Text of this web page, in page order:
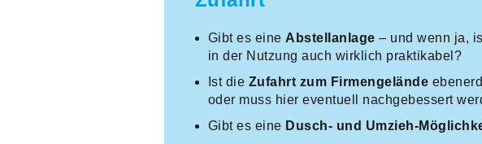
Gibt es eine Abstellanlage – und wenn ja,
in der Nutzung auch wirklich praktikabel?
Ist die Zufahrt zum Firmengelände
oder muss hier eventuell nachgebessert
Gibt es eine Dusch- und Umzieh-